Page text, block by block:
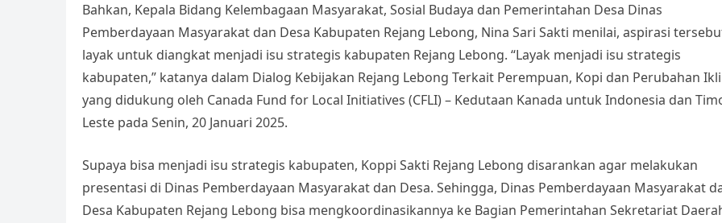
Bahkan, Kepala Bidang Kelembagaan Masyarakat, Sosial Budaya dan Pemerintahan Desa Dinas
Pemberdayaan Masyarakat dan Desa Kabupaten Rejang Lebong, Nina Sari Sakti menilai, aspirasi
layak untuk diangkat menjadi isu strategis kabupaten Rejang Lebong. “Layak menjadi isu strategis
kabupaten,” katanya dalam Dialog Kebijakan Rejang Lebong Terkait Perempuan, Kopi dan Perubahan
yang didukung oleh Canada Fund for Local Initiatives (CFLI) – Kedutaan Kanada untuk Indonesia dan
Leste pada Senin, 20 Januari 2025.
Supaya bisa menjadi isu strategis kabupaten, Koppi Sakti Rejang Lebong disarankan agar melakukan
presentasi di Dinas Pemberdayaan Masyarakat dan Desa. Sehingga, Dinas Pemberdayaan Masyarakat
Desa Kabupaten Rejang Lebong bisa mengkoordinasikannya ke Bagian Pemerintahan Sekretariat